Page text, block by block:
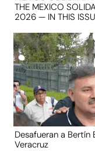
THE MEXICO
2026 — IN THIS
Desafueran a
Veracruz